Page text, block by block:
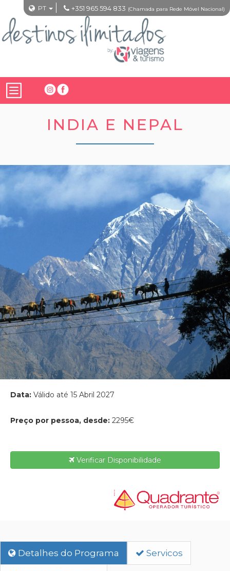
PT +351 965 594 833 (Chamada para Rede Móvel Nacional)
INDIA E NEPAL
Data: Válido até 15 Abril 2027
Preço por pessoa, desde: 2295€
Verificar Disponibilidade
Detalhes do Programa Servicos